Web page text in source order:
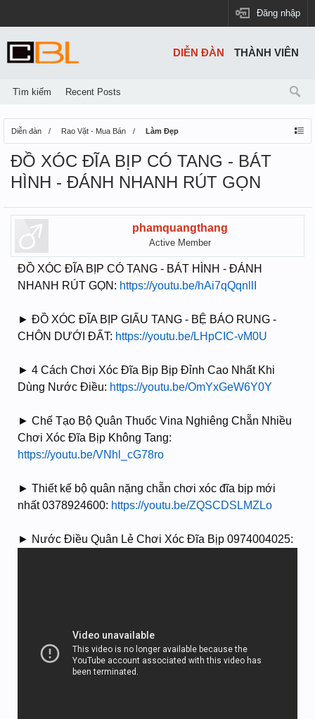
Đăng nhập
Diễn đàn Rao Vặt - Mua Bán Làm Đẹp
ĐỒ XÓC ĐĨA BỊP CÓ TANG - BÁT
HÌNH - ĐÁNH NHANH RÚT GỌN
phamquangthang
Active Member
ĐỒ XÓC ĐĨA BỊP CÓ TANG - BÁT HÌNH - ĐÁNH
NHANH RÚT GỌN: https://youtu.be/hAi7qQqnllI
► ĐỒ XÓC ĐĨA BỊP GIẤU TANG - BỆ BÁO RUNG -
CHÔN DƯỚI ĐẤT: https://youtu.be/LHpCIC-vM0U
► 4 Cách Chơi Xóc Đĩa Bịp Bịp Đỉnh Cao Nhất Khi
Dùng Nước Điều: https://youtu.be/OmYxGeW6Y0Y
► Chế Tạo Bộ Quân Thuốc Vina Nghiêng Chẵn Nhiều
Chơi Xóc Đĩa Bịp Không Tang:
https://youtu.be/VNhl_cG78ro
► Thiết kế bộ quân nặng chẵn chơi xóc đĩa bịp mới
nhất 0378924600: https://youtu.be/ZQSCDSLMZLo
► Nước Điều Quân Lẻ Chơi Xóc Đĩa Bịp 0974004025:
DIỄN ĐÀN
Tìm kiếm Recent Posts
THÀNH VIÊN